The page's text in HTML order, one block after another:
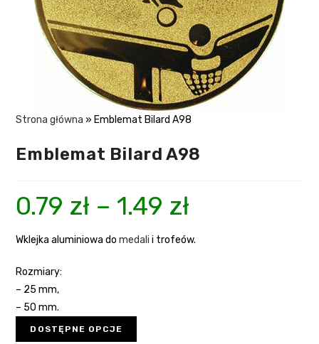
Strona główna » Emblemat Bilard A98
Emblemat Bilard A98
0.79 zł – 1.49 zł
Wklejka aluminiowa domedali i trofeów.
Rozmiary:
– 25 mm,
– 50 mm.
DOSTĘPNE OPCJE